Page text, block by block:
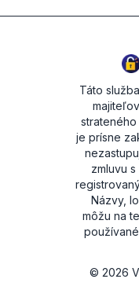
Táto
je prísne
zmluvu
Názvy,
môžu na
© 2026